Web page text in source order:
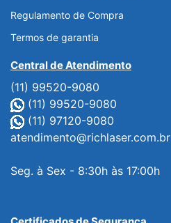
Regulamento de Compra
Termos de garantia
Central de Atendimento
(11) 99520-9080
(11) 99520-9080
(11) 97120-9080
atendimento@richlaser.com.br
Seg. à Sex - 8:30h às 17:00h